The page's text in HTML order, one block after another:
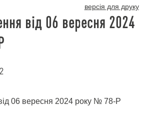
версія для друку
від 06 вересня 2024
06 вересня 2024 року № 78-Р